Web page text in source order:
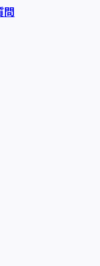
問
貯め
ャンペー
当選した50
わずどなたで